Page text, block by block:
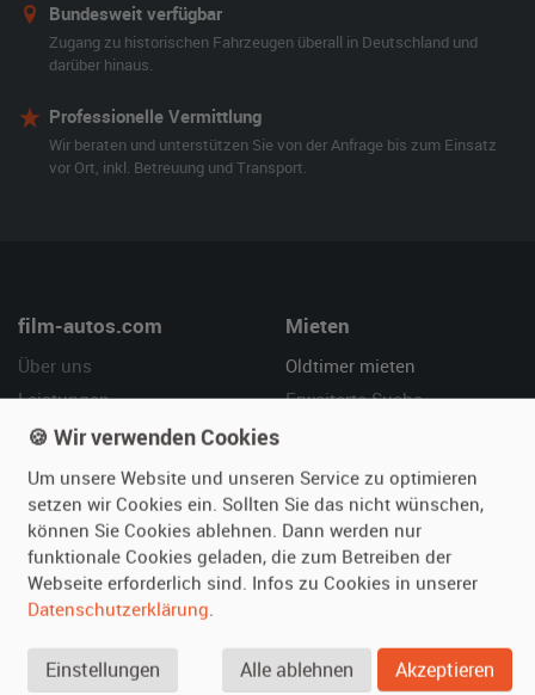
Bundesweit verfügbar
Zugang zu historischen Fahrzeugen überall in Deutschland und
darüber hinaus.
Professionelle Vermittlung
Wir beraten und unterstützen Sie von der Anfrage bis zum Einsatz
vor Ort, inkl. Betreuung und Transport.
film-autos.com
Über uns
Leistungen
Referenzen
Kundenmeinungen
Mieten
Oldtimer mieten
Erweiterte Suche
Service
Vermieten
Oldtimer anmelden
Fotos senden
Inserat verwalten
Hilfe
Häufige Fragen (FAQ)
🍪 Wir verwenden Cookies
Um unsere Website und unseren Service zu optimieren
setzen wir Cookies ein. Sollten Sie das nicht wünschen,
können Sie Cookies ablehnen. Dann werden nur
funktionale Cookies geladen, die zum Betreiben der
Webseite erforderlich sind. Infos zu Cookies in unserer
Datenschutzerklärung.
Einstellungen Alle ablehnen Akzeptieren